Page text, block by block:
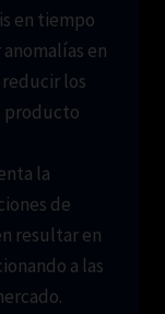
en tiempo
en
los
producto
la
de
resultar en
a las